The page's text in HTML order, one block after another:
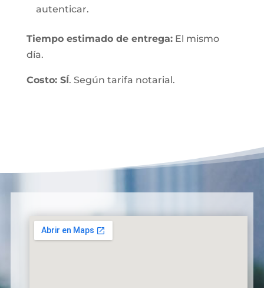
autenticar.
Tiempo estimado de entrega:El mismo
día.
Costo: SÍ. Según tarifa notarial.